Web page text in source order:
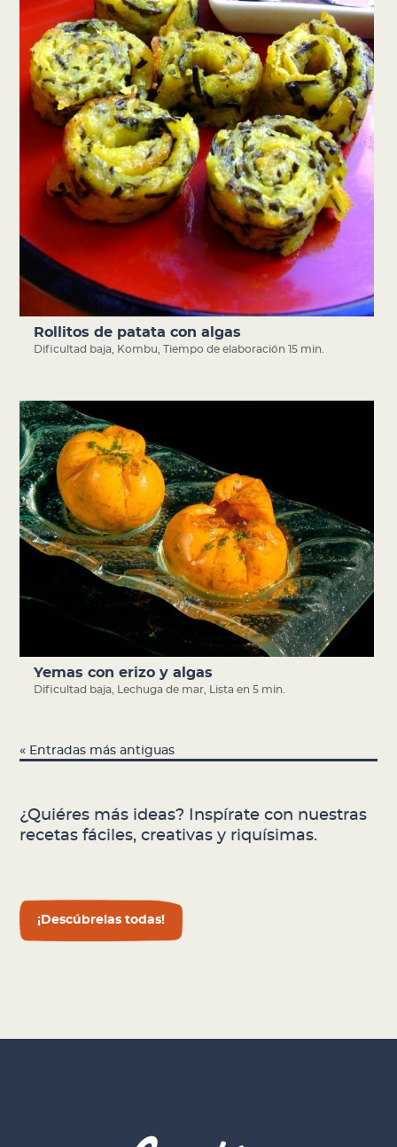
Rollitos de patata con algas
Dificultad baja Kombu ,Tiempo de elaboración 15 min.
Yemas con erizo y algas
Dificultad baja Lechuga de mar Lista en 5 min.
« Entradas más antiguas
¿Quiéres más ideas? Inspírate con nuestras
recetas fáciles, creativas y riquísimas.
¡Descúbrelas todas!